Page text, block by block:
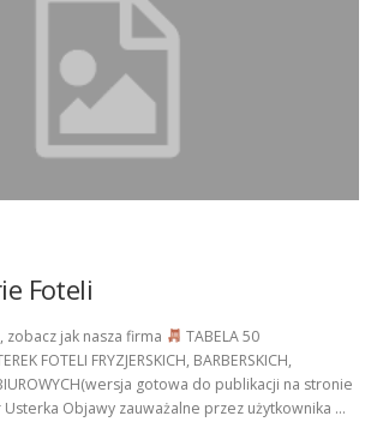
Foteli
jak nasza firma
TABELA 50
FOTELI FRYZJERSKICH, BARBERSKICH,
gotowa do publikacji na stronie
Objawy zauważalne przez użytkownika …